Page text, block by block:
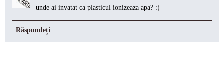
unde ai invatat ca plasticul ionizeaza apa? :)
Răspundeți